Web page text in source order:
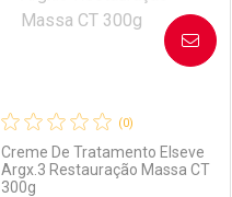
(0)
Creme De Tratamento Elseve
Argx.3 Restauração Massa CT
300g
AVISE-ME